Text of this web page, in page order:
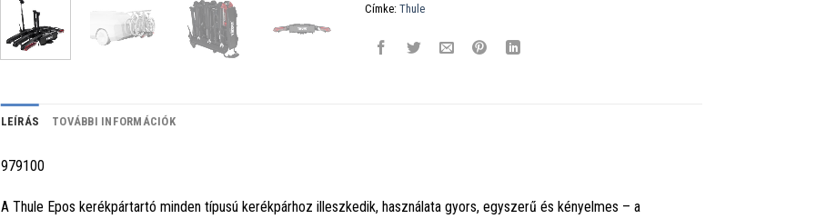
Címke:Thule
LEÍRÁS TOVÁBBI INFORMÁCIÓK
979100
A Thule Epos kerékpártartó minden típusú kerékpárhoz illeszkedik, használata gyors, egyszerű és kényelmes – a